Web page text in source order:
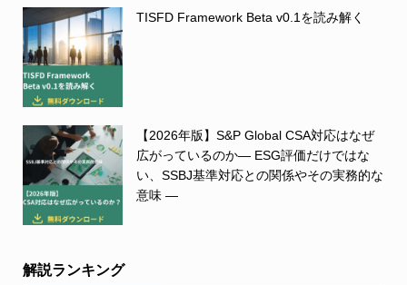
TISFD Framework Beta v0.1を読み解く
【2026年版】S&P Global CSA対応はなぜ
広がっているのか― ESG評価だけではな
い、SSBJ基準対応との関係やその実務的な
意味 ―
解説ランキング